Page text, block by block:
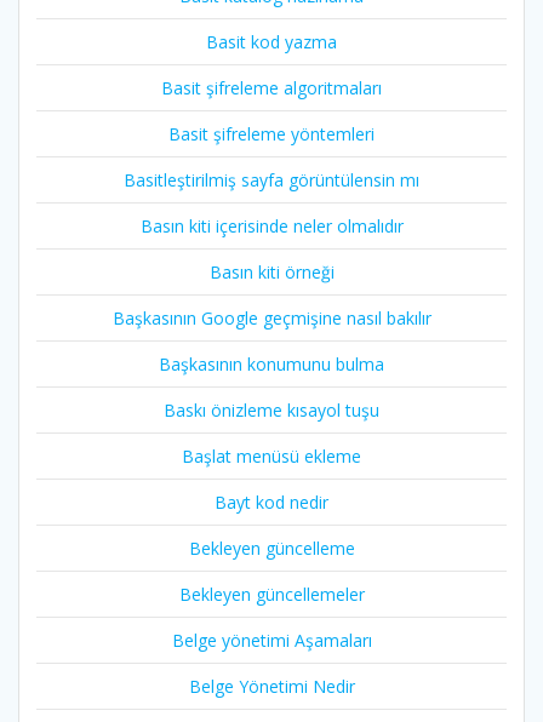
Basit kod yazma
Basit şifreleme algoritmaları
Basit şifreleme yöntemleri
Basitleştirilmiş sayfa görüntülensin mı
Basın kiti içerisinde neler olmalıdır
Basın kiti örneği
Başkasının Google geçmişine nasıl bakılır
Başkasının konumunu bulma
Baskı önizleme kısayol tuşu
Başlat menüsü ekleme
Bayt kod nedir
Bekleyen güncelleme
Bekleyen güncellemeler
Belge yönetimi Aşamaları
Belge Yönetimi Nedir